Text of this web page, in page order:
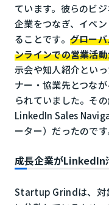
ています。彼らのビ
企業をつなぎ、イベ
ることです。 グロー
ンラインでの営業活
示会や知人紹介とい
ナー・協業先とつな
られていました。そ
LinkedIn Sales
ーター）だったのです
成長企業がLinkedIn
Startup Grindは、対